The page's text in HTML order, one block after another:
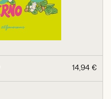
14,94 €